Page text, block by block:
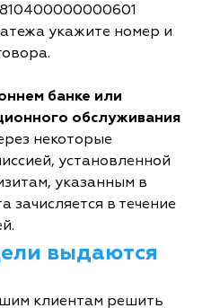
укажите номер и
банке или
обслуживания
некоторые
установленной
указанным в
зачисляется в течение
выдаются
клиентам решить